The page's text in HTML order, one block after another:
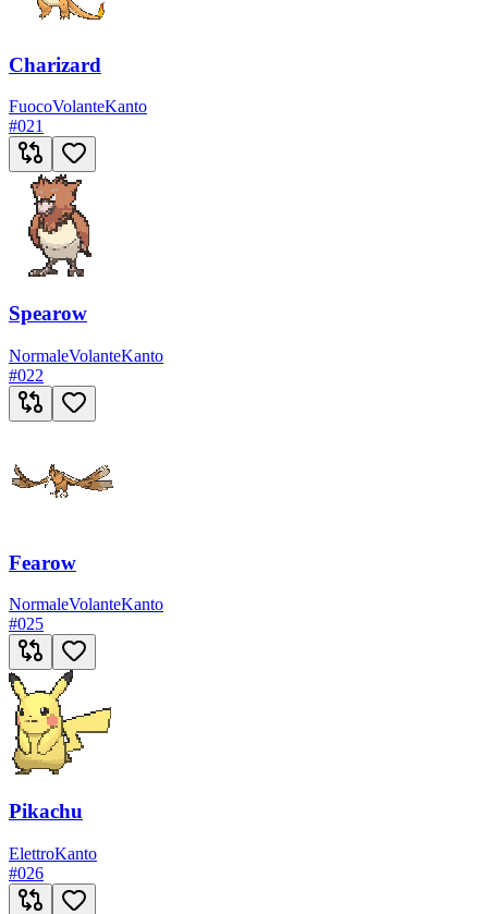
Charizard
FuocoVolanteKanto
#021
Spearow
NormaleVolanteKanto
#022
Fearow
NormaleVolanteKanto
#025
Pikachu
ElettroKanto
#026